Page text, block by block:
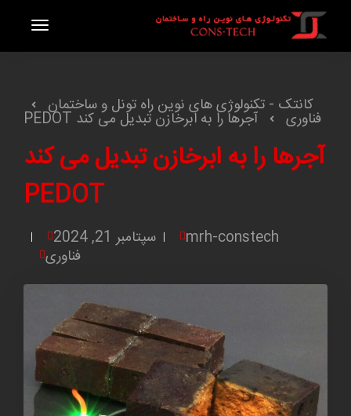
کانتک - تکنولوژی های نوین راه تونل و ساختمان
فناوری آجرها را به ابرخازن تبدیل می کند PEDOT
آجرها را به ابرخازن تبدیل می کند
PEDOT
سپتامبر 21, 2024
mrh-constech
فناوری